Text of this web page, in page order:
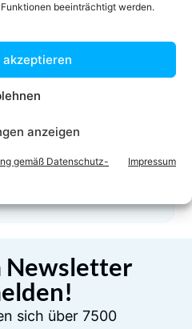
beeinträchtigt werden.
akzeptieren
anzeigen
gemäß Datenschutz-
Impressum
Twitter
Newsletter
sich über 7500